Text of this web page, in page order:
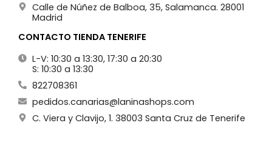
Calle de Núñez de Balboa, 35, Salamanca. 28001
Madrid
CONTACTO TIENDA TENERIFE
L-V: 10:30 a 13:30, 17:30 a 20:30
S: 10:30 a 13:30
822708361
pedidos.canarias@laninashops.com
C. Viera y Clavijo, 1. 38003 Santa Cruz de Tenerife